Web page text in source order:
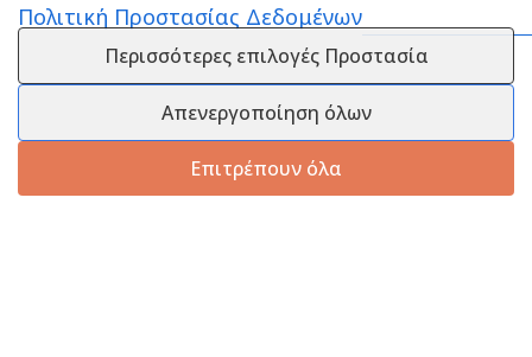
Πολιτική Προστασίας Δεδομένων
Περισσότερες επιλογές Προστασία
Απενεργοποίηση όλων
Επιτρέπουν όλα